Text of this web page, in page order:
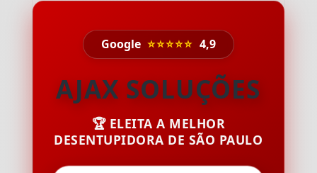
Google ⭐⭐⭐⭐⭐ 4,9
AJAX SOLUÇÕES
🏆 ELEITA A MELHOR
DESENTUPIDORA DE SÃO PAULO